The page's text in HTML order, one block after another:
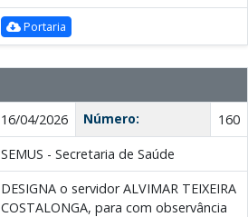
Portaria
16/04/2026 Número:
160
SEMUS - Secretaria de Saúde
DESIGNA o servidor ALVIMAR TEIXEIRA
COSTALONGA, para com observância